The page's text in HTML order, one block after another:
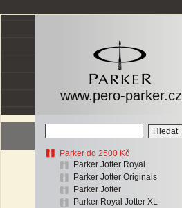
www.pero-parker.cz
Parker do 2500 Kč
Parker Jotter Royal
Parker Jotter Originals
Parker Jotter
Parker Royal Jotter XL